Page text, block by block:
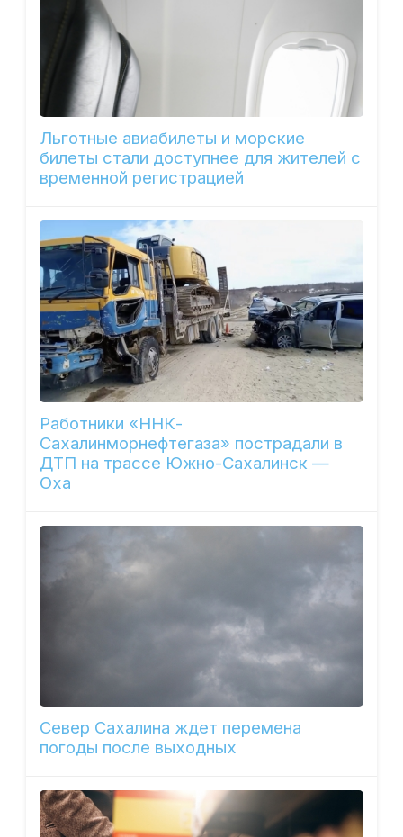
Льготные авиабилеты и морские
билеты стали доступнее для жителей с
временной регистрацией
Работники «ННК-
Сахалинморнефтегаза» пострадали в
ДТП на трассе Южно-Сахалинск —
Оха
Север Сахалина ждет перемена
погоды после выходных